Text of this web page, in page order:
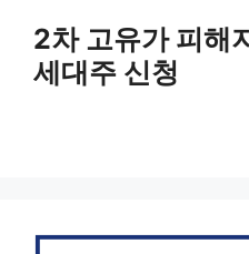
2차 고유가 피해
세대주 신청